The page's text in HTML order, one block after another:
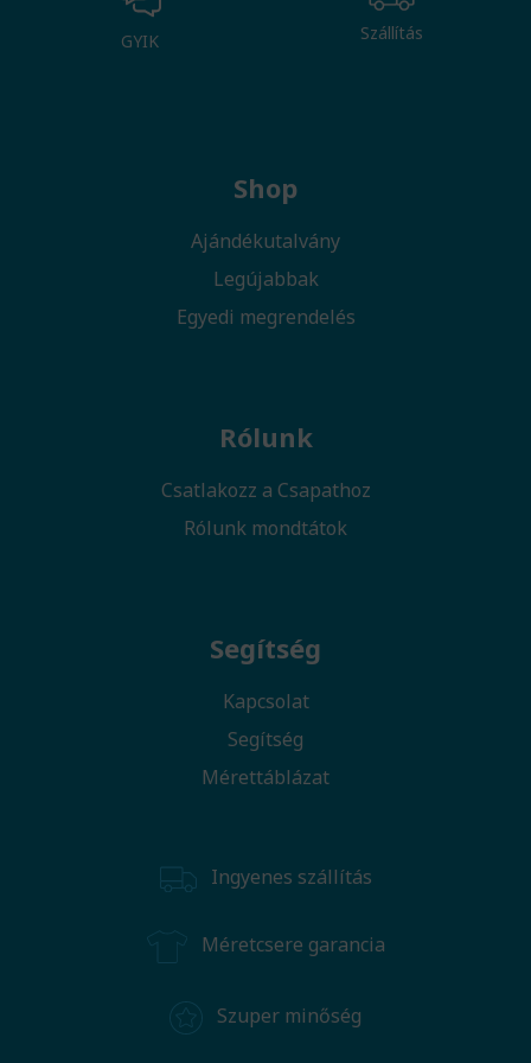
GYIK Szállítás
Shop
Ajándékutalvány
Legújabbak
Egyedi megrendelés
Rólunk
Csatlakozz a Csapathoz
Rólunk mondtátok
Segítség
Kapcsolat
Segítség
Mérettáblázat
Ingyenes szállítás
Méretcsere garancia
Szuper minőség